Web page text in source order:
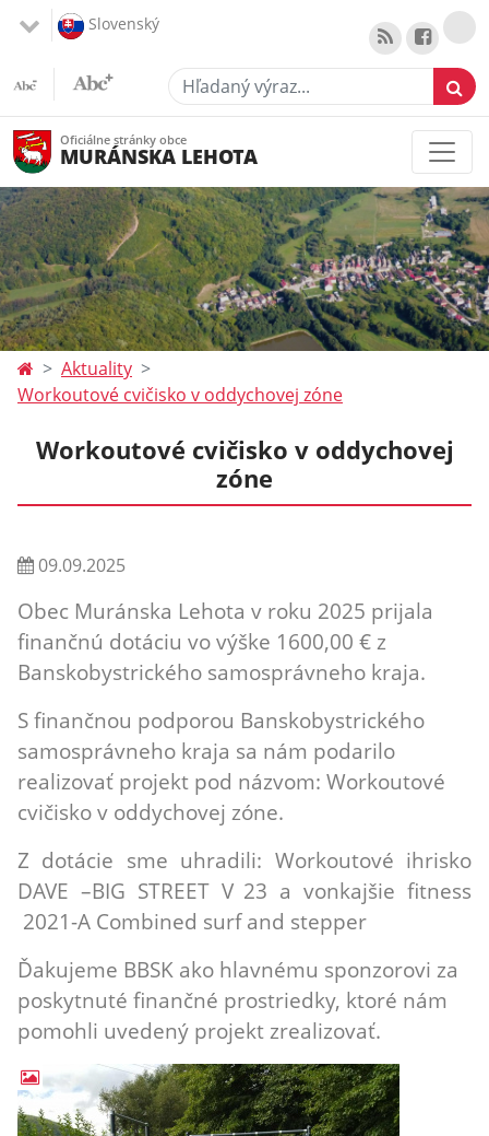
Slovenský
Hľadaný výraz...
Oficiálne stránky obce
MURÁNSKA LEHOTA
Aktuality
Workoutové cvičisko v oddychovej zóne
Workoutové cvičisko v oddychovej
zóne
09.09.2025
Obec Muránska Lehota v roku 2025 prijala
finančnú dotáciu vo výške 1600,00 € z
Banskobystrického samosprávneho kraja.
S finančnou podporou Banskobystrického
samosprávneho kraja sa nám podarilo
realizovať projekt pod názvom: Workoutové
cvičisko v oddychovej zóne.
Z dotácie sme uhradili: Workoutové ihrisko
DAVE –BIG STREET V 23 a vonkajšie fitness
2021-A Combined surf and stepper
Ďakujeme BBSK ako hlavnému sponzorovi za
poskytnuté finančné prostriedky, ktoré nám
pomohli uvedený projekt zrealizovať.